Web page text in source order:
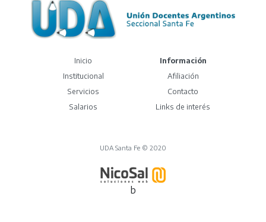
Inicio
Institucional
Servicios
Salarios
Información
Afiliación
Contacto
Links de interés
UDA Santa Fe © 2020
b